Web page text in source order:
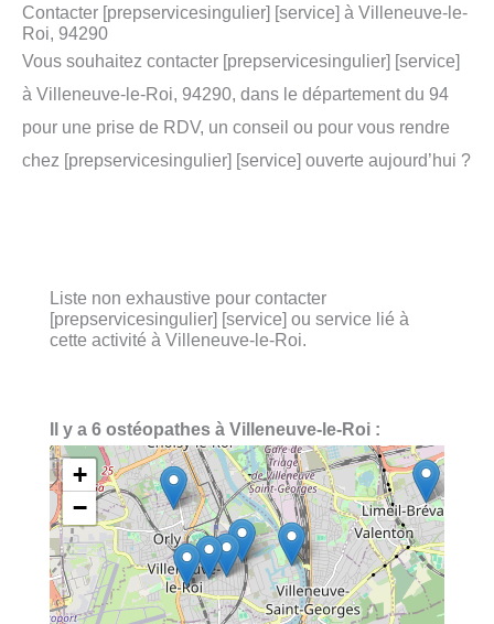
Contacter [prepservicesingulier] [service] à Villeneuve-le-
Roi, 94290
Vous souhaitez contacter [prepservicesingulier] [service]
à Villeneuve-le-Roi, 94290, dans le département du 94
pour une prise de RDV, un conseil ou pour vous rendre
chez [prepservicesingulier] [service] ouverte aujourd’hui ?
Liste non exhaustive pour contacter
[prepservicesingulier] [service] ou service lié à
cette activité à Villeneuve-le-Roi.
Il y a 6 ostéopathes à Villeneuve-le-Roi :
+
−